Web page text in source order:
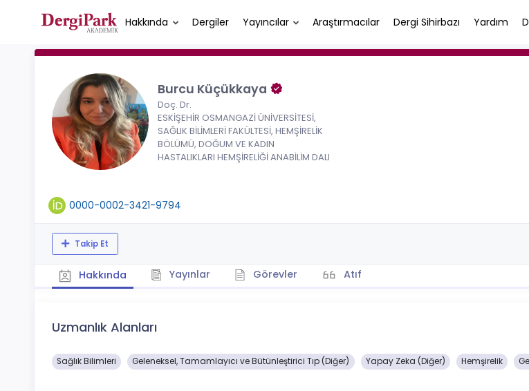
Hakkında Dergiler Yayıncılar Araştırmacılar Dergi Sihirbazı Yardım
Burcu Küçükkaya
Doç. Dr.
ESKİŞEHİR OSMANGAZİ ÜNİVERSİTESİ,
SAĞLIK BİLİMLERİ FAKÜLTESİ, HEMŞİRELİK
BÖLÜMÜ, DOĞUM VE KADIN
HASTALIKLARI HEMŞİRELİĞİ ANABİLİM DALI
0000-0002-3421-9794
Takip Et
Hakkında Yayınlar Görevler Atıf
Uzmanlık Alanları
Sağlık Bilimleri Geleneksel, Tamamlayıcı ve Bütünleştirici Tıp (Diğer) Yapay Zeka (Diğer) Hemşirelik